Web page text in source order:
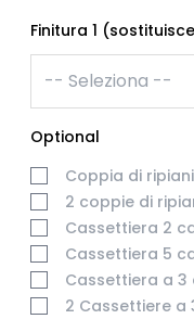
Finitura 1
Optional
Coppia di ripiani
2 coppie di
Cassettiera 2
Cassettiera 5
Cassettiera a 3
2 Cassettiere a